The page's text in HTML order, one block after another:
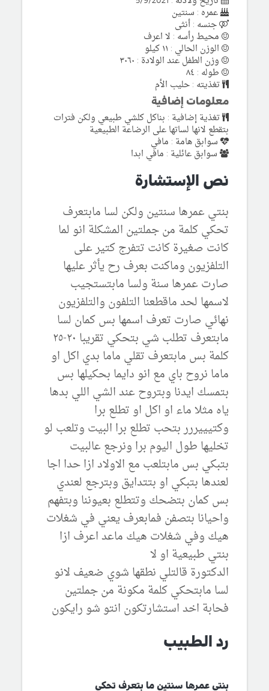
عمره : سنتين
جنسه : أنثى
محيط رأسه : لا اعرف
الوزن الحالي : ١١ كيلو
وزن الطفل عند الولادة : ٣٠٦٠
طوله : ٨٤
تغذيته : حليب الأم
معلومات إضافية
تغذية إضافية : بناكل كلشي طبيعي ولكن فترات
بتقطع لانها لساتها على الرضاعة الطبيعية
سوابق هامة : مافي
سوابق عائلية : مافي ابدا
نص الإستشارة
بنتي عمرها سنتين ولكن لسا مابتعرف
تحكي كلمة من جملتين المشكلة انو لما
كانت صغيرة كانت تتفرج كتير على
التلفزيون وماكنت بعرف رح يأثر عليها
صارت عمرها سنة ولسا مابتستجيب
لاسمها لحد ماقطعنا التلفون والتلفزيون
نهائي صارت تعرف اسمها بس كمان لسا
مابتعرف تطلب شي بتحكي تقريبا ٢٠-٢٥
كلمة بس مابتعرف تقلي ماما بدي اكل او
ماما نروح باي مع انو دايما بحكيلها بس
بتمسك ايدنا وبتروح عند الشي اللي بدها
ياه مثلا ماء او اكل او تطلع برا
وكتيييررر بتحب تطلع برا البيت وتلعب لو
تخليها طول اليوم برا ونرجع عالبيت
بتبكي بس مابتلعب مع الاولاد ازا حدا اجا
لعندها بتبكي او بتتدايق وبترجع لعندي
بس كمان بتضحك وتتطلع بعيوننا وبتفهم
واحيانا بتصفن فمابعرف يعني في شغلات
هيك وفي شغلات هيك ماعد اعرف ازا
بنتي طبيعية او لا
الدكتورة قالتلي نطقها شوي ضعيف لانو
لسا مابتحكي كلمة مكونة من جملتين
فحابة اخد استشارتكون انتو شو رايكون
رد الطبيب
بنتي عمرها سنتين ما بتعرف تحكي